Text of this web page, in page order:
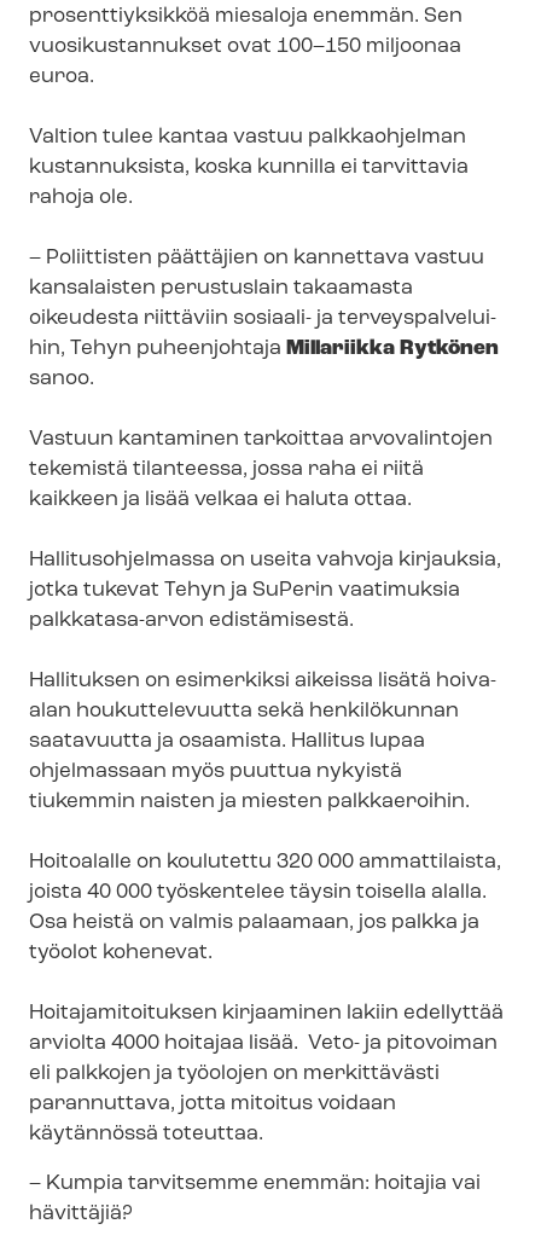
prosenttiyksikköä miesaloja enemmän. Sen
vuosikustannukset ovat 100–150 miljoonaa
euroa.
Valtion tulee kantaa vastuu palkkaohjelman
kustannuksista, koska kunnilla ei tarvittavia
rahoja ole.
– Poliittisten päättäjien on kannettava vastuu
kansalaisten perustuslain takaamasta
oikeudesta riittäviin sosiaali- ja ter­veys­pal­ve­lui­
hin, Tehyn puheenjohtaja Millariikka Rytkönen
sanoo.
Vastuun kantaminen tarkoittaa arvovalintojen
tekemistä tilanteessa, jossa raha ei riitä
kaikkeen ja lisää velkaa ei haluta ottaa.
Hal­li­tus­oh­jel­mas­sa on useita vahvoja kirjauksia,
jotka tukevat Tehyn ja SuPerin vaatimuksia
palkkatasa-arvon edistämisestä.
Hallituksen on esimerkiksi aikeissa lisätä hoiva-
alan houkuttelevuutta sekä henkilökunnan
saatavuutta ja osaamista. Hallitus lupaa
ohjelmassaan myös puuttua nykyistä
tiukemmin naisten ja miesten palkkaeroihin.
Hoitoalalle on koulutettu 320 000 ammattilaista,
joista 40 000 työskentelee täysin toisella alalla.
Osa heistä on valmis palaamaan, jos palkka ja
työolot kohenevat.
Hoi­ta­ja­mi­toi­tuk­sen kirjaaminen lakiin edellyttää
arviolta 4000 hoitajaa lisää. Veto- ja pitovoiman
eli palkkojen ja työolojen on merkittävästi
parannuttava, jotta mitoitus voidaan
käytännössä toteuttaa.
– Kumpia tarvitsemme enemmän: hoitajia vai
hävittäjiä?